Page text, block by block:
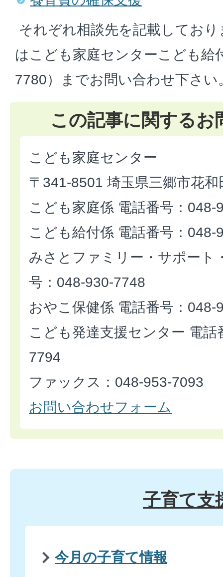
それぞれ相談先を記載してお
はこども家庭センターこども給
7780）までお問い合わせ下さい
この記事に関するお
こども家庭センター
〒341-8501 埼玉県三郷市花
こども家庭係 電話番号：048-
こども給付係 電話番号：048-
みさとファミリー・サポート
号：048-930-7748
おやこ保健係 電話番号：048-
こども発達支援センター 電話
7794
ファックス：048-953-7093
お問い合わせフォーム
子育て支
今月の子育て情報